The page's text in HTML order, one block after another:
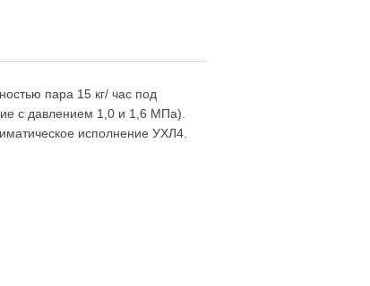
пара 15 кг/ час под
с давлением 1,0 и 1,6 МПа).
исполнение УХЛ4.